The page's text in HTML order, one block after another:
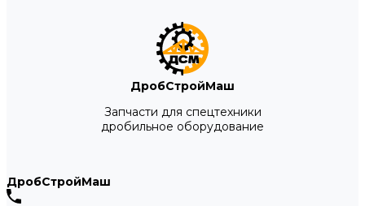
ДробСтройМаш
Запчасти для спецтехники
дробильное оборудование
ДробСтройМаш